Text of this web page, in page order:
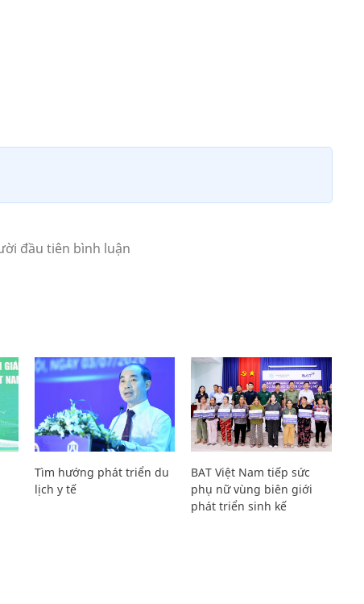
Tìm hướng phát triển du
lịch y tế
BAT Việt Nam tiếp sức
phụ nữ vùng biên giới
phát triển sinh kế